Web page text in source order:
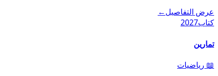
عرض التفاصيل←
كتاب2027
تمارين
📖 رياضيات